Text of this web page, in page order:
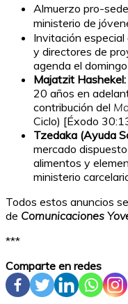
Almuerzo pro-
ministerio de
Invitación
y directores de
agenda el
Majatzit Hashekel:
20 años en
contribución del
Ciclo) [Éxodo
Tzedaka (Ayuda
mercado
alimentos y
ministerio
Todos estos anuncios
de Comunicaciones
***
Comparte en redes